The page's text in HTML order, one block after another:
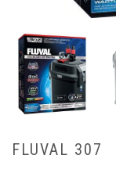
FLUVAL 307